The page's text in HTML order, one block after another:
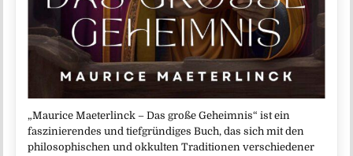
„Maurice Maeterlinck – Das große Geheimnis“ ist ein
faszinierendes und tiefgründiges Buch, das sich mit den
philosophischen und okkulten Traditionen verschiedener